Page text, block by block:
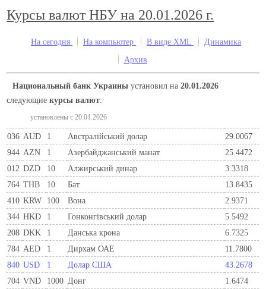
Курсы валют НБУ на 20.01.2026 г.
На сегодня На компьютер В виде XML
Динамика
Архив
Национальный банк Украины установил на20.01.2026
следующиекурсы валют:
установлены c 20.01.2026
036 AUD 1 Австралійський долар
29.0067
944 AZN 1 Азербайджанський манат
25.4472
012 DZD 10 Алжирський динар
3.3318
764 THB 10 Бат
13.8435
410 KRW 100 Вона
2.9371
344 HKD 1 Гонконгівський долар
5.5492
208 DKK 1 Данська крона
6.7325
784 AED 1 Дирхам ОАЕ
11.7800
840 USD 1 Долар США
43.2678
704 VND 1000 Донг
1.6474